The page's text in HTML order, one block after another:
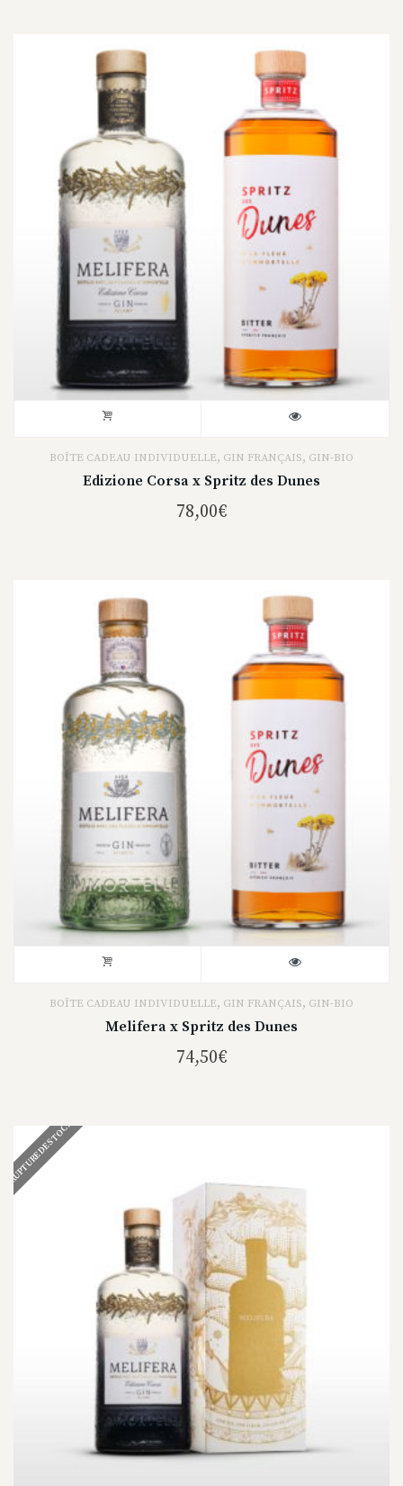
BOÎTE CADEAU INDIVIDUELLE, GIN FRANÇAIS, GIN-BIO
Edizione Corsa x Spritz des Dunes
78,00€
BOÎTE CADEAU INDIVIDUELLE, GIN FRANÇAIS, GIN-BIO
Melifera x Spritz des Dunes
74,50€
RUPTURE DE STOCK